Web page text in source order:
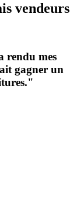
vendeurs
rendu mes
gagner un